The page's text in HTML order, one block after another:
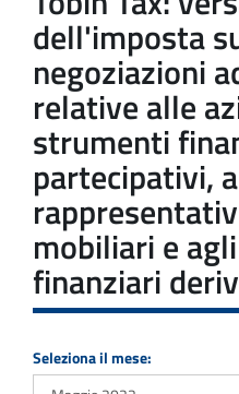
dell'imposta
negoziazioni
relative alle
strumenti
partecipativi,
mobiliari e
finanziari
Seleziona il mese: